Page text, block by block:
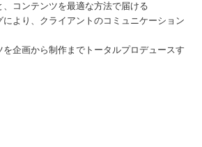
コンテンツを最適な方法で届ける
により、クライアントのコミュニケーション
企画から制作までトータルプロデュースす